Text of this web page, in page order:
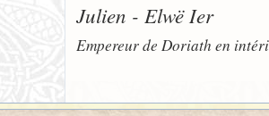
Julien - Elwë Ier
Empereur de Doriath en